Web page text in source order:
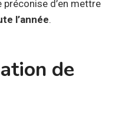
préconise d’en mettre
l’année.
de